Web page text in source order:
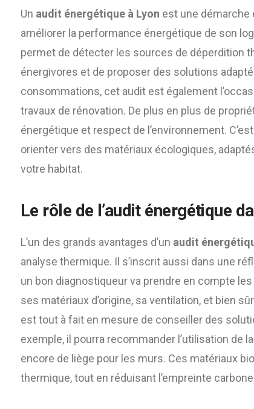
Un audit énergétique à Lyon est une
améliorer la performance énergétique de son
permet de détecter les sources de déperdition
énergivores et de proposer des solutions
consommations, cet audit est également
travaux de rénovation. De plus en plus de
énergétique et respect de l’environnement.
orienter vers des matériaux écologiques,
votre habitat.
Le rôle de l’audit énergétique
L’un des grands avantages d’un audit
analyse thermique. Il s’inscrit aussi dans une
un bon diagnostiqueur va prendre en compte
ses matériaux d’origine, sa ventilation, et bien
est tout à fait en mesure de conseiller des
exemple, il pourra recommander l’utilisation de
encore de liège pour les murs. Ces matériaux
thermique, tout en réduisant l’empreinte